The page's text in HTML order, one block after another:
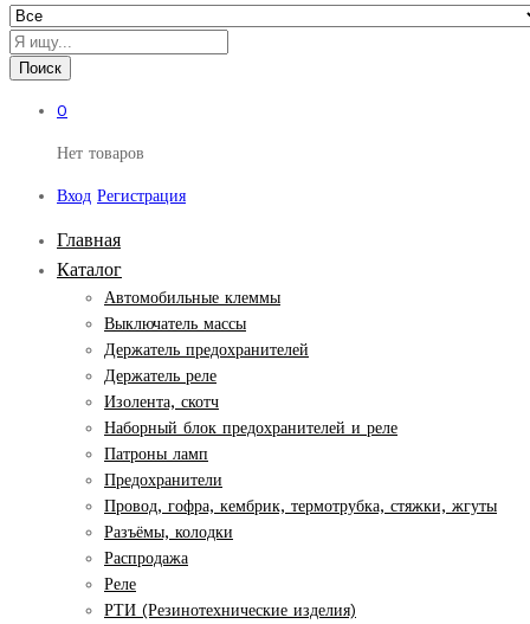
Поиск
0
Нет товаров
Вход Регистрация
Главная
Каталог
Автомобильные клеммы
Выключатель массы
Держатель предохранителей
Держатель реле
Изолента, скотч
Наборный блок предохранителей и реле
Патроны ламп
Предохранители
Провод, гофра, кембрик, термотрубка, стяжки, жгуты
Разъёмы, колодки
Распродажа
Реле
РТИ (Резинотехнические изделия)